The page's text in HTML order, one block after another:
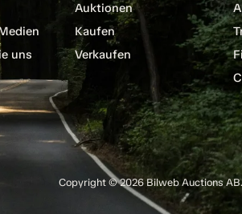
uns
Auktionen
Kaufen
Verkaufen
Copyright © 2026 Bilweb Auctions